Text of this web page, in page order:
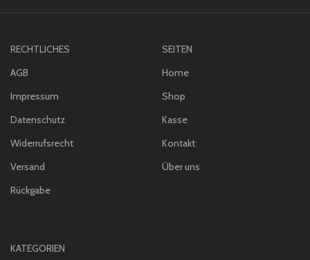
RECHTLICHES
AGB
Impressum
Datenschutz
Widerrufsrecht
Versand
Rückgabe
SEITEN
Home
Shop
Kasse
Kontakt
Über uns
KATEGORIEN